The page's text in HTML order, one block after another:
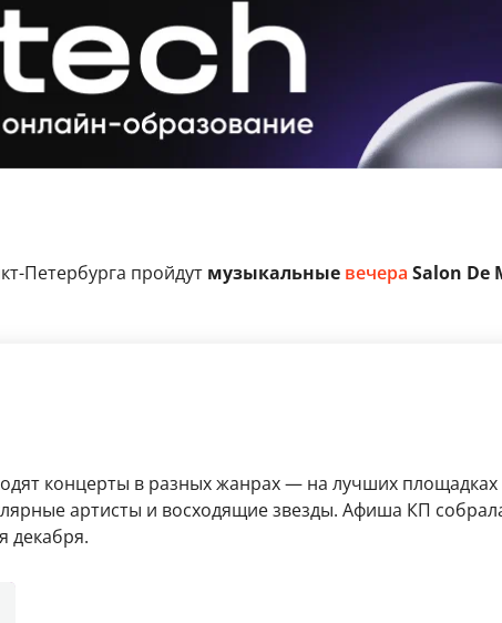
Петербурга пройдут музыкальные вечера Salon De
концерты в разных жанрах — на лучших
артисты и восходящие звезды. Афиша КП
декабря.